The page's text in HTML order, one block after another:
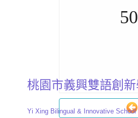
507
桃園市義興雙語創
Yi Xing Bilingual & Innovative School